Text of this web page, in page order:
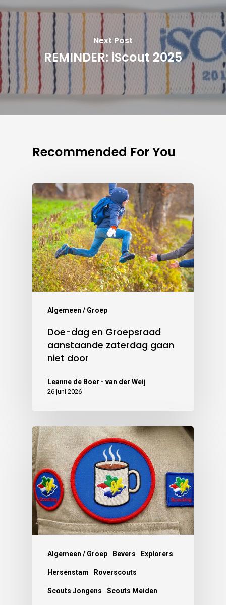
Next Post
REMINDER: iScout 2025
Recommended For You
Algemeen / Groep
Doe-dag en Groepsraad
aanstaande zaterdag gaan
niet door
Leanne de Boer - van der Weij
26 juni 2026
Algemeen / Groep Bevers Explorers
Hersenstam Roverscouts
Scouts Jongens Scouts Meiden